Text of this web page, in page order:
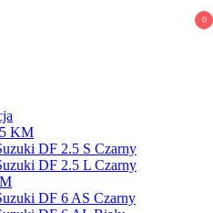
0
KM
DF 2.5 S Czarny
DF 2.5 L Czarny
DF 6 AS Czarny